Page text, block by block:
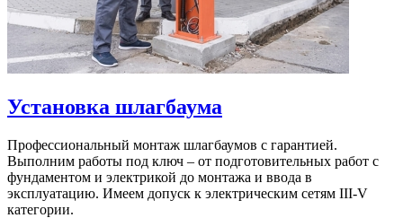
Установка шлагбаума
Профессиональный монтаж шлагбаумов с гарантией.
Выполним работы под ключ – от подготовительных работ с
фундаментом и электрикой до монтажа и ввода в
эксплуатацию. Имеем допуск к электрическим сетям III-V
категории.